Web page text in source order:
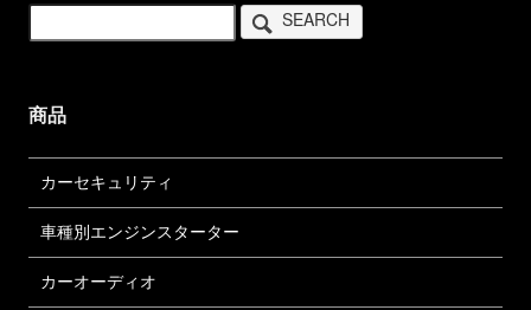
SEARCH
商品
カーセキュリティ
車種別エンジンスターター
カーオーディオ